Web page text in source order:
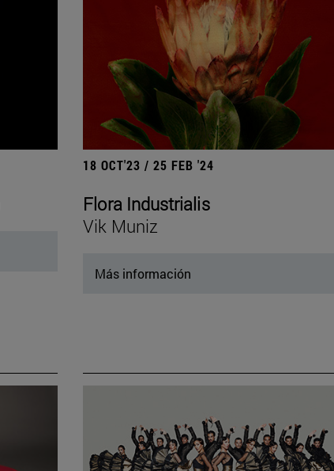
18 OCT'23 / 25 FEB '24
Flora Industrialis
Vik Muniz
Más información